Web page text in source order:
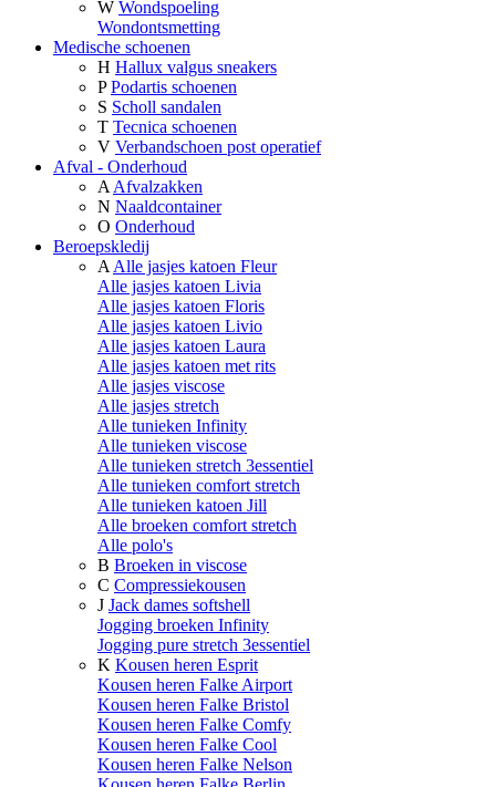
W Wondspoeling
Wondontsmetting
Medische schoenen
H Hallux valgus sneakers
P Podartis schoenen
S Scholl sandalen
T Tecnica schoenen
V Verbandschoen post operatief
Afval - Onderhoud
A Afvalzakken
N Naaldcontainer
O Onderhoud
Beroepskledij
A Alle jasjes katoen Fleur
Alle jasjes katoen Livia
Alle jasjes katoen Floris
Alle jasjes katoen Livio
Alle jasjes katoen Laura
Alle jasjes katoen met rits
Alle jasjes viscose
Alle jasjes stretch
Alle tunieken Infinity
Alle tunieken viscose
Alle tunieken stretch 3essentiel
Alle tunieken comfort stretch
Alle tunieken katoen Jill
Alle broeken comfort stretch
Alle polo's
B Broeken in viscose
C Compressiekousen
J Jack dames softshell
Jogging broeken Infinity
Jogging pure stretch 3essentiel
K Kousen heren Esprit
Kousen heren Falke Airport
Kousen heren Falke Bristol
Kousen heren Falke Comfy
Kousen heren Falke Cool
Kousen heren Falke Nelson